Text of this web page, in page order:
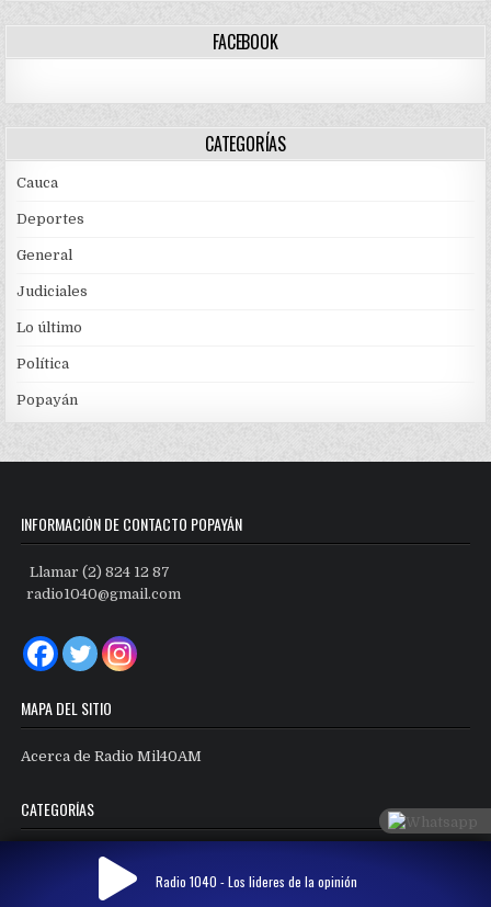
FACEBOOK
CATEGORÍAS
Cauca
Deportes
General
Judiciales
Lo último
Política
Popayán
INFORMACIÓN DE CONTACTO POPAYÁN
Llamar (2) 824 12 87
radio1040@gmail.com
MAPA DEL SITIO
Acerca de Radio Mil40AM
CATEGORÍAS
Radio 1040 - Los lideres de la opinión